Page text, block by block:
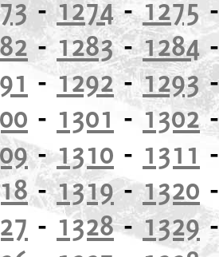
-1274-1275
-1283-1284
-1292-1293
- 1301 - 1302
-1310 - 1311
-1319-1320
- 1328-1329